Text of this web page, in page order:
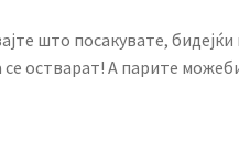
што посакувате,
остварат! А парите